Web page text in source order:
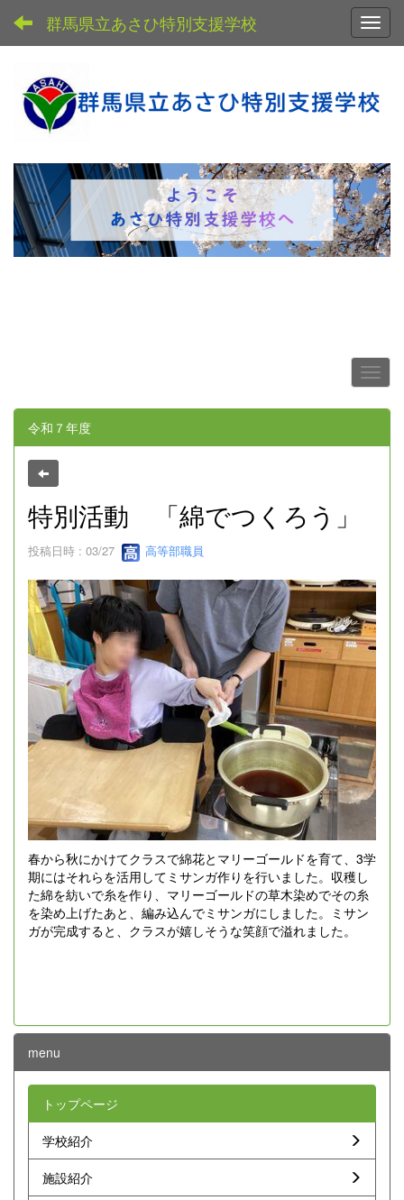
群馬県立あさひ特別支援学校
令和７年度
特別活動 「綿でつくろう」
投稿日時 : 03/27 高等部職員
春から秋にかけてクラスで綿花とマリーゴールドを育て、3学
期にはそれらを活用してミサンガ作りを行いました。収穫し
た綿を紡いで糸を作り、マリーゴールドの草木染めでその糸
を染め上げたあと、編み込んでミサンガにしました。ミサン
ガが完成すると、クラスが嬉しそうな笑顔で溢れました。
menu
トップページ
学校紹介
施設紹介